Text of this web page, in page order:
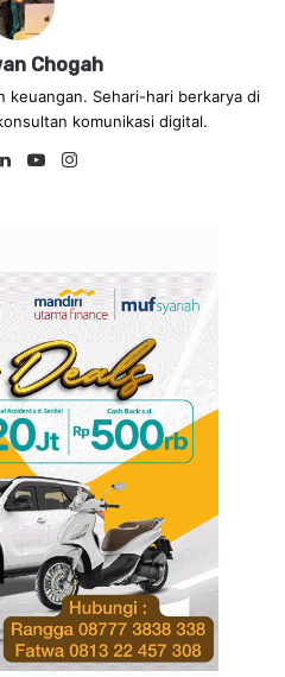
Chogah
Sehari-hari berkarya di
komunikasi digital.
Lin
Yo